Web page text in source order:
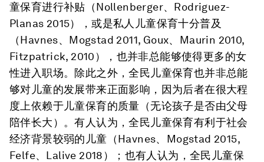
童保育进行补贴（Nollenberger、Rodriguez-
Planas 2015），或是私人儿童保育十分普及
（Havnes、Mogstad 2011, Goux、Maurin 2010,
Fitzpatrick, 2010），也并非总能够使得更多的女
性进入职场。除此之外，全民儿童保育也并非总能
够对儿童的发展带来正面影响，因为后者在很大程
度上依赖于儿童保育的质量（无论孩子是否由父母
陪伴长大）。有人认为，全民儿童保育有利于社会
经济背景较弱的儿童（Havnes、Mogstad 2015,
Felfe、Lalive 2018）；也有人认为，全民儿童保